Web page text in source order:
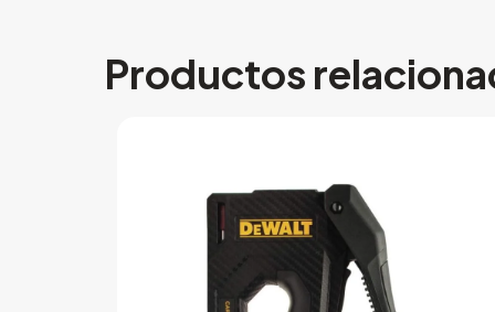
Productos